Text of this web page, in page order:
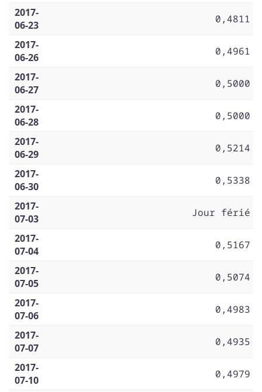
2017-
06-23
0,4811
2017-
06-26
0,4961
2017-
06-27
0,5000
2017-
06-28
0,5000
2017-
06-29
0,5214
2017-
06-30
0,5338
2017-
07-03
Jour férié
2017-
07-04
0,5167
2017-
07-05
0,5074
2017-
07-06
0,4983
2017-
07-07
0,4935
2017-
07-10
0,4979